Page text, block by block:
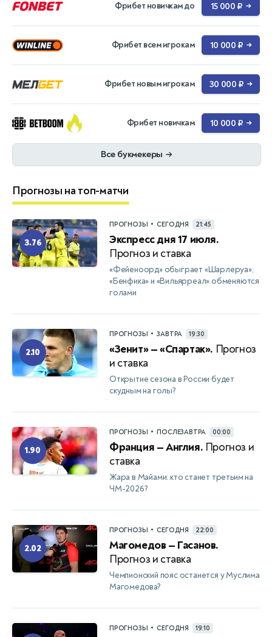
Фрибет новичкам до 15 000 ₽ →
Фрибет всем игрокам 10 000 ₽ →
Фрибет новым игрокам 30 000 ₽ →
Фрибет новичкам 10 000 ₽ →
Все букмекеры →
Прогнозы на топ-матчи
3.76
ПРОГНОЗЫ • СЕГОДНЯ 21:45
Экспресс дня 17 июля.
Прогноз и ставка
«Фейеноорд» обыграет «Шарлеруа»,
«Бенфика» и «Вильярреал» обменяются
голами
2.10
ПРОГНОЗЫ • ЗАВТРА 19:30
«Зенит» — «Спартак». Прогноз
и ставка
Открытие сезона в России будет
скудным на голы?
1.90
ПРОГНОЗЫ • ПОСЛЕЗАВТРА 00:00
Франция — Англия. Прогноз и
ставка
Жара в Майами: кто станет третьим на
ЧМ-2026?
2.02
ПРОГНОЗЫ • СЕГОДНЯ 22:00
Магомедов — Гасанов.
Прогноз и ставка
Чемпионский пояс останется у Муслима
Магомедова?
ПРОГНОЗЫ • СЕГОДНЯ 19:10